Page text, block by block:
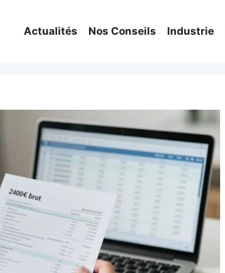
Actualités Nos Conseils Industrie